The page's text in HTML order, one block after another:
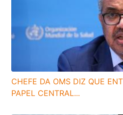
CHEFE DA OMS DIZ QUE
PAPEL CENTRAL...